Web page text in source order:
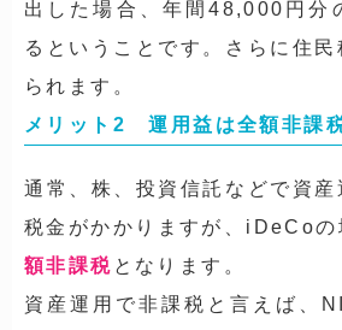
出した場合、年間48,000円分
るということです。さらに住
られます。
メリット2 運用益は全額非課
通常、株、投資信託などで資産
税金がかかりますが、iDeCoの
額非課税 となります。
資産運用で非課税と言えば、